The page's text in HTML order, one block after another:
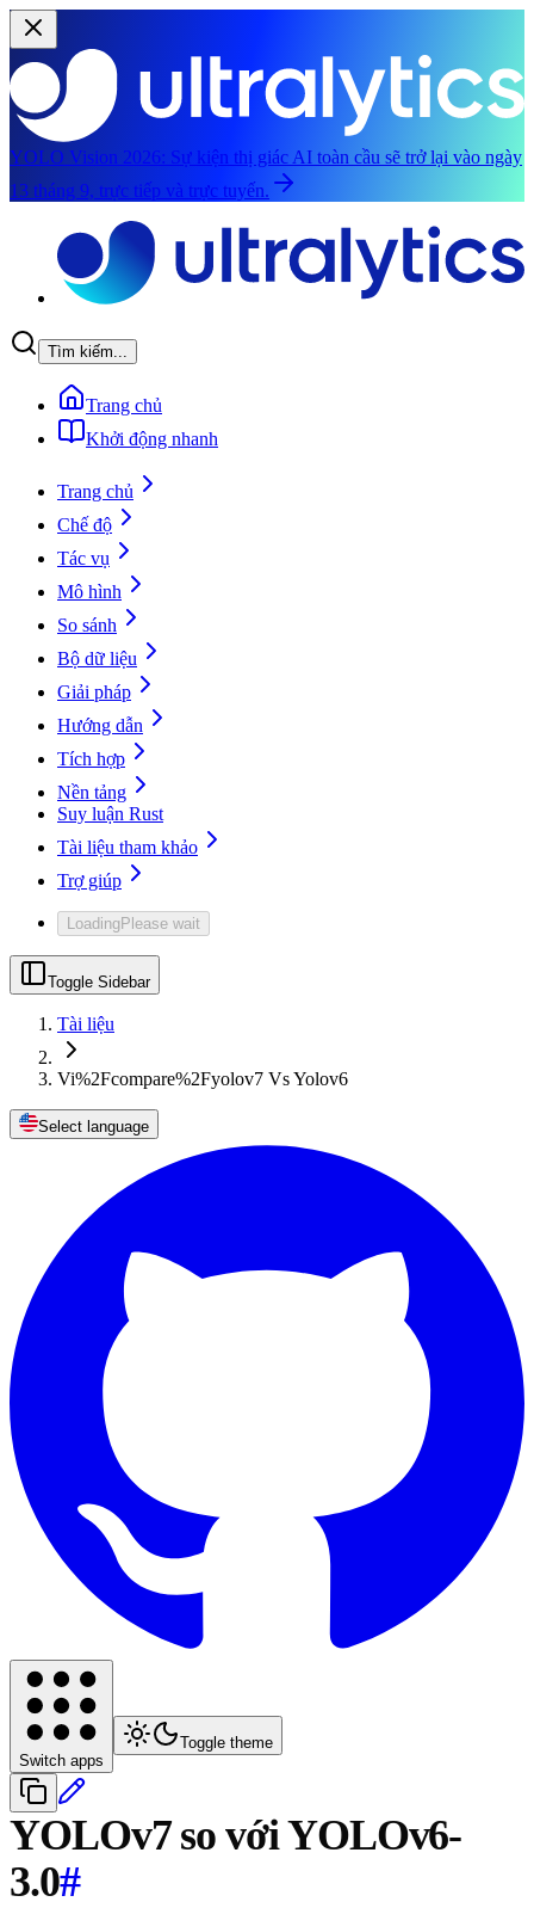
YOLO Vision 2026: Sự kiện thị giác AI toàn cầu sẽ trở lại vào ngày
13 tháng 9, trực tiếp và trực tuyến.
Tìm kiếm...
Trang chủ
Khởi động nhanh
Trang chủ
Chế độ
Tác vụ
Mô hình
So sánh
Bộ dữ liệu
Giải pháp
Hướng dẫn
Tích hợp
Nền tảng
Suy luận Rust
Tài liệu tham khảo
Trợ giúp
LoadingPlease wait
Toggle Sidebar
Tài liệu
Vi%2Fcompare%2Fyolov7 Vs Yolov6
Select language
Switch apps
Toggle theme
YOLOv7 so với YOLOv6-
3.0#